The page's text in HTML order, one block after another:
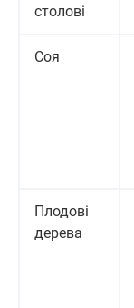
столові
Соя
Плодові
дерева